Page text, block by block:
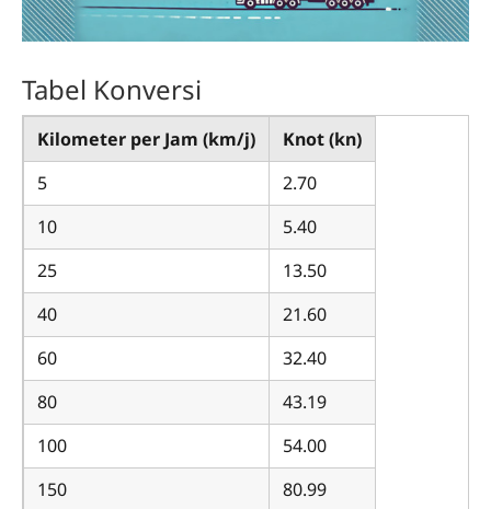
Tabel Konversi
Kilometer per Jam (km/j)
Knot (kn)
5
2.70
10
5.40
25
13.50
40
21.60
60
32.40
80
43.19
100
54.00
150
80.99